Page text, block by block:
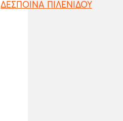
ΔΕΣΠΟΙΝΑ ΠΙΛΕΝΙΔΟΥ